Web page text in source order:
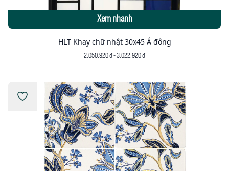
Xem nhanh
HLT Khay chữ nhật 30x45 Á đông
2.050.920 đ - 3.022.920 đ